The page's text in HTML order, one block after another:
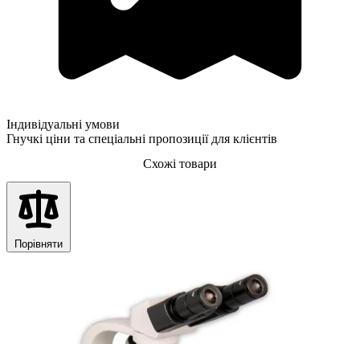
Індивідуальні умови
Гнучкі ціни та спеціальні пропозиції для клієнтів
Схожі товари
Порівняти